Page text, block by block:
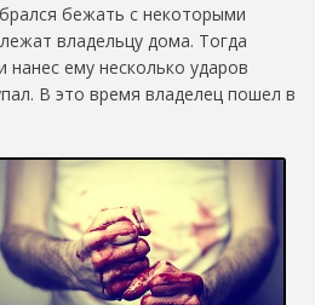
бежать с некоторыми
владельцу дома. Тогда
нанес ему несколько ударов
В это время владелец пошел в